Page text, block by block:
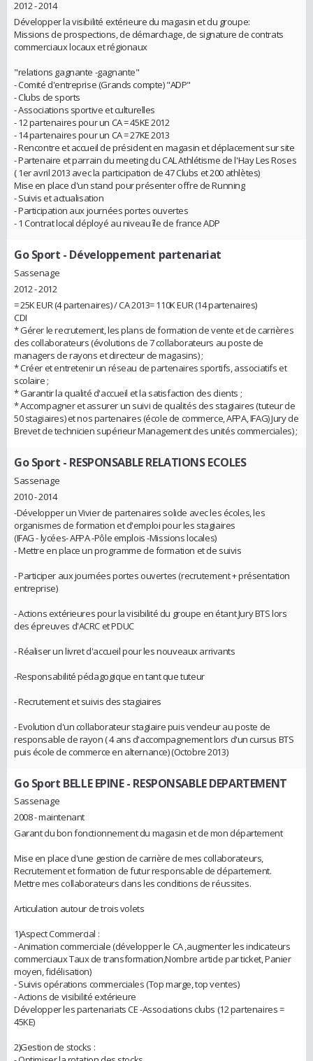
2012 - 2014
Développer la visibilité extérieure du magasin et du groupe:
Missions de prospections, de démarchage, de signature de contrats
commerciaux locaux et régionaux
"relations gagnante -gagnante"
- Comité d'entreprise (Grands compte) "ADP"
- Clubs de sports
- Associations sportive et culturelles
- 12 partenaires pour un CA = 45KE 2012
- 14 partenaires pour un CA = 27KE 2013
- Rencontre et accueil de président en magasin et déplacement sur site
- Partenaire et parrain du meeting du CAL Athlétisme de l'Hay Les Roses
( 1er avril 2013 avec la participation de 47 Clubs et 200 athlètes)
Mise en place d'un stand pour présenter offre de Running
- Suivis et actualisation
- Participation aux journées portes ouvertes
- 1 Contrat local déployé au niveau île de france ADP
Go Sport - Développement partenariat
Sassenage
2012 - 2012
= 25K EUR (4 partenaires) / CA 2013= 110K EUR (14 partenaires)
CDI
* Gérer le recrutement, les plans de formation de vente et de carrières
des collaborateurs (évolutions de 7 collaborateurs au poste de
managers de rayons et directeur de magasins) ;
* Créer et entretenir un réseau de partenaires sportifs, associatifs et
scolaire ;
* Garantir la qualité d'accueil et la satisfaction des clients ;
* Accompagner et assurer un suivi de qualités des stagiaires (tuteur de
50 stagiaires) et nos partenaires (école de commerce, AFPA, IFAG) Jury de
Brevet de technicien supérieur Management des unités commerciales) ;
Go Sport - RESPONSABLE RELATIONS ECOLES
Sassenage
2010 - 2014
-Développer un Vivier de partenaires solide avec les écoles, les
organismes de formation et d'emploi pour les stagiaires
(IFAG - lycées- AFPA -Pôle emplois -Missions locales)
- Mettre en place un programme de formation et de suivis
- Participer aux journées portes ouvertes (recrutement + présentation
entreprise)
- Actions extérieures pour la visibilité du groupe en étant Jury BTS lors
des épreuves d'ACRC et PDUC
- Réaliser un livret d'accueil pour les nouveaux arrivants
-Responsabilité pédagogique en tant que tuteur
- Recrutement et suivis des stagiaires
- Evolution d'un collaborateur stagiaire puis vendeur au poste de
responsable de rayon ( 4 ans d'accompagnement lors d'un cursus BTS
puis école de commerce en alternance) (Octobre 2013)
Go Sport BELLE EPINE- RESPONSABLE DEPARTEMENT
Sassenage
2008 - maintenant
Garant du bon fonctionnement du magasin et de mon département
Mise en place d'une gestion de carrière de mes collaborateurs,
Recrutement et formation de futur responsable de département.
Mettre mes collaborateurs dans les conditions de réussites.
Articulation autour de trois volets
1)Aspect Commercial :
- Animation commerciale (développer le CA ,augmenter les indicateurs
commerciaux Taux de transformation,Nombre article par ticket, Panier
moyen, fidélisation)
- Suivis opérations commerciales (Top marge, top ventes)
- Actions de visibilité extérieure
Développer les partenariats CE -Associations clubs (12 partenaires =
45KE)
2)Gestion de stocks :